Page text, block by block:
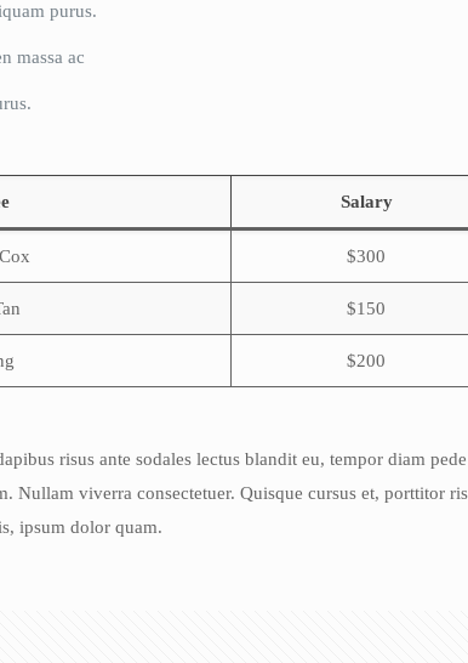
purus.
massa ac
Salary
$300
$150
$200
risus ante sodales lectus blandit eu, tempor diam
Nullam viverra consectetuer. Quisque cursus et, porttitor
ipsum dolor quam.